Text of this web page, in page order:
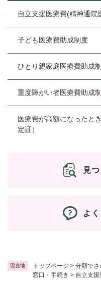
現在地 トップページ > 分類でさ
窓口・手続き > 自立支
自立支援医療費(精神通院
子ども医療費助成制度
ひとり親家庭医療費助成
重度障がい者医療費助成
医療費が高額になったと
定証）
見
よ